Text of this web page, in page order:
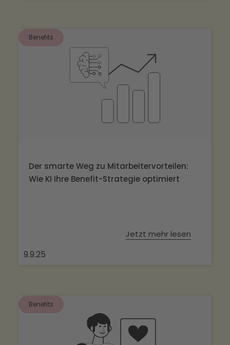
Benefits
Der smarte Weg zu Mitarbeitervorteilen:
Wie KI Ihre Benefit-Strategie optimiert
9.9.25
Jetzt mehr lesen
Benefits